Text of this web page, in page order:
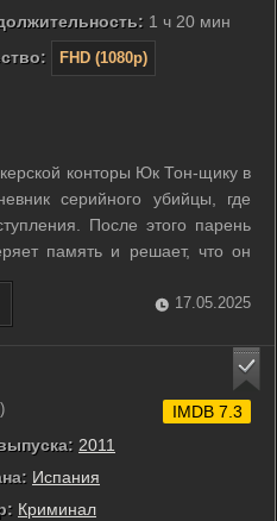
1 ч 20 мин
FHD (1080p)
конторы Юк Тон-щику в
серийного убийцы, где
После этого парень
память и решает, что он
момента Тон-щик начинает
Бо-гён решает использовать
17.05.2025
2011
Испания
Криминал
IMDB 7.3